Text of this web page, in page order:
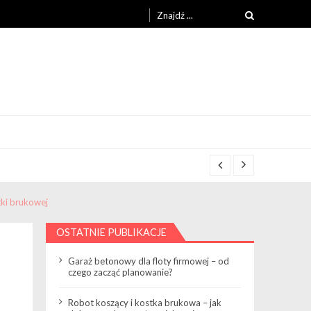
for:
brukowej
OSTATNIE PUBLIKACJE
Garaż betonowy dla floty firmowej – od
czego zacząć planowanie?
Robot koszący i kostka brukowa – jak